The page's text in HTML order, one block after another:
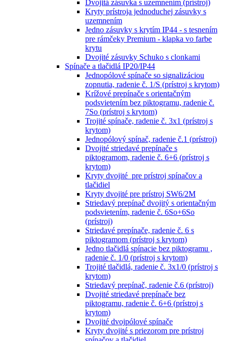
Dvojitá zásuvka s uzemnením (prístroj)
Kryty prístroja jednoduchej zásuvky s
uzemnením
Jedno zásuvky s krytím IP44 - s tesnením
pre rámčeky Premium - klapka vo farbe
krytu
Dvojité zásuvky Schuko s clonkami
Spínače a tlačidlá IP20/IP44
Jednopólové spínače so signalizáciou
zopnutia, radenie č. 1/S (prístroj s krytom)
Krížové prepínače s orientačným
podsvietením bez piktogramu, radenie č.
7So (prístroj s krytom)
Trojité spínače, radenie č. 3x1 (prístroj s
krytom)
Jednopólový spínač, radenie č.1 (prístroj)
Dvojité striedavé prepínače s
piktogramom, radenie č. 6+6 (prístroj s
krytom)
Kryty dvojité pre prístroj spínačov a
tlačidiel
Kryty dvojité pre prístroj SW6/2M
Striedavý prepínač dvojitý s orientačným
podsvietením, radenie č. 6So+6So
(prístroj)
Striedavé prepínače, radenie č. 6 s
piktogramom (prístroj s krytom)
Jedno tlačidlá spínacie bez piktogramu ,
radenie č. 1/0 (prístroj s krytom)
Trojité tlačidlá, radenie č. 3x1/0 (prístroj s
krytom)
Striedavý prepínač, radenie č.6 (prístroj)
Dvojité striedavé prepínače bez
piktogramu, radenie č. 6+6 (prístroj s
krytom)
Dvojité dvojpólové spínače
Kryty dvojité s priezorom pre prístroj